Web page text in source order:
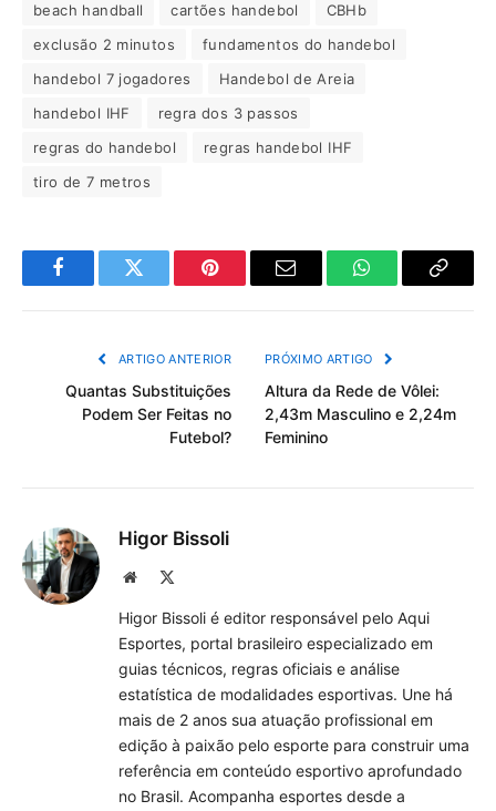
beach handball cartões handebol
CBHb
exclusão 2 minutos
fundamentos do handebol
handebol 7 jogadores
Handebol de Areia
handebol IHF
regra dos 3 passos
regras do handebol
regras handebol IHF
tiro de 7 metros
FacebookTwitter Pinterest Email WhatsAppCopiar
ARTIGO ANTERIOR
Quantas Substituições
Podem Ser Feitas no
Futebol?
PRÓXIMO ARTIGO
Altura da Rede de Vôlei:
2,43m Masculino e 2,24m
Feminino
Higor Bissoli
Site
Higor Bissoli é editor responsável pelo Aqui
Esportes, portal brasileiro especializado em
guias técnicos, regras oficiais e análise
estatística de modalidades esportivas. Une há
mais de 2 anos sua atuação profissional em
edição à paixão pelo esporte para construir uma
referência em conteúdo esportivo aprofundado
no Brasil. Acompanha esportes desde a